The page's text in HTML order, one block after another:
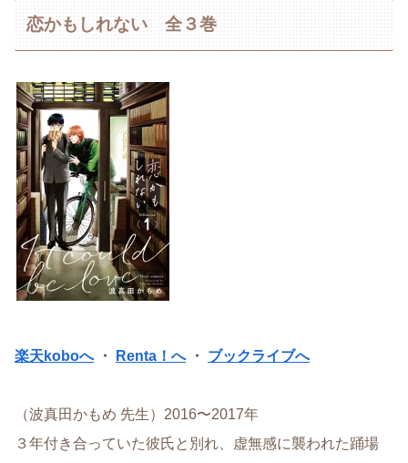
恋かもしれない 全３巻
楽天koboへ・ Renta！へ・ ブックライブへ
（波真田かもめ 先生）2016〜2017年
３年付き合っていた彼氏と別れ、虚無感に襲われた踊場